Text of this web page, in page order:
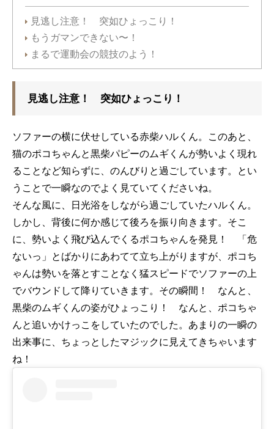
見逃し注意！ 突如ひょっこり！
もうガマンできない〜！
まるで運動会の競技のよう！
見逃し注意！ 突如ひょっこり！
ソファーの横に伏せしている赤柴ハルくん。このあと、
猫のポコちゃんと黒柴パピーのムギくんが勢いよく現れ
ることなど知らずに、のんびりと過ごしています。とい
うことで一瞬なのでよく見ていてくださいね。
そんな風に、日光浴をしながら過ごしていたハルくん。
しかし、背後に何か感じて後ろを振り向きます。そこ
に、勢いよく飛び込んでくるポコちゃんを発見！ 「危
ないっ」とばかりにあわてて立ち上がりますが、ポコち
ゃんは勢いを落とすことなく猛スピードでソファーの上
でバウンドして降りていきます。その瞬間！ なんと、
黒柴のムギくんの姿がひょっこり！ なんと、ポコちゃ
んと追いかけっこをしていたのでした。あまりの一瞬の
出来事に、ちょっとしたマジックに見えてきちゃいます
ね！